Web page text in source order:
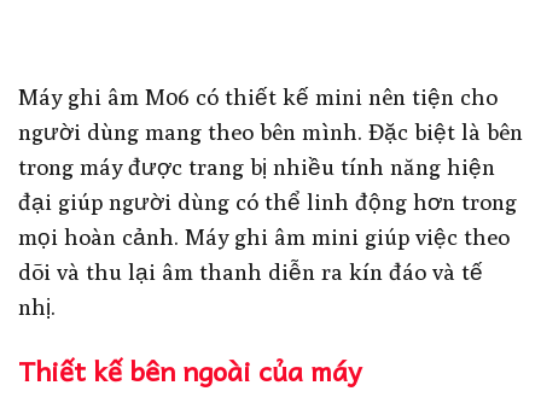
Máy ghi âm M06 có thiết kế mini nên tiện cho
người dùng mang theo bên mình. Đặc biệt là bên
trong máy được trang bị nhiều tính năng hiện
đại giúp người dùng có thể linh động hơn trong
mọi hoàn cảnh. Máy ghi âm mini giúp việc theo
dõi và thu lại âm thanh diễn ra kín đáo và tế
nhị.
Thiết kế bên ngoài của máy